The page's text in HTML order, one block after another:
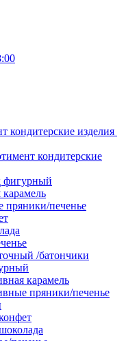
кондитерские изделия
кондитерские
фигурный
карамель
пряники/печенье
/батончики
карамель
пряники/печенье